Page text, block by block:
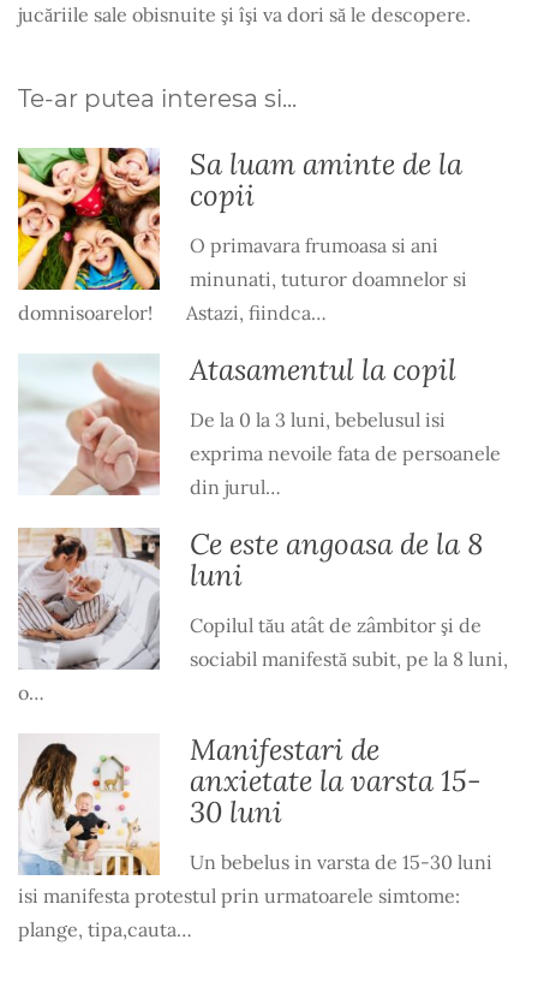
jucăriile sale obisnuite şi îşi va dori să le descopere.
Te-ar putea interesa si...
Sa luam aminte de la
copii
O primavara frumoasa si ani
minunati, tuturor doamnelor si
domnisoarelor! Astazi, fiindca…
Atasamentul la copil
De la 0 la 3 luni, bebelusul isi
exprima nevoile fata de persoanele
din jurul…
Ce este angoasa de la 8
luni
Copilul tău atât de zâmbitor şi de
sociabil manifestă subit, pe la 8 luni,
o…
Manifestari de
anxietate la varsta 15-
30 luni
Un bebelus in varsta de 15-30 luni
isi manifesta protestul prin urmatoarele simtome:
plange, tipa,cauta…